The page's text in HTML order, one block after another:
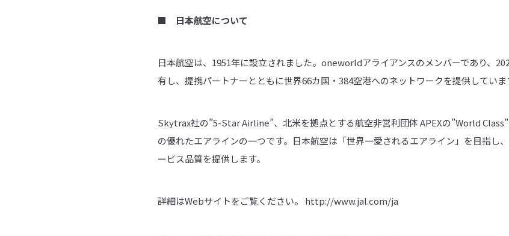
■ 日本航空について
日本航空は、1951年に設立されました。oneworldアライアンスのメンバーであり、
有し、提携パートナーとともに世界66カ国・384空港へのネットワークを提供してい
Skytrax社の”5-Star Airline”、北米を拠点とする航空非営利団体 APEXの”World
の優れたエアラインの一つです。日本航空は「世界一愛されるエアライン」を目指し
ービス品質を提供します。
詳細はWebサイトをご覧ください。 http://www.jal.com/ja